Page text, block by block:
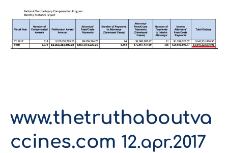
www.thetruthaboutva
ccines.com 12.apr.2017